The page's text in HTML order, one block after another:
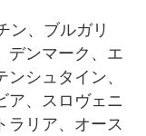
ン、ブルガリ
デンマーク、エ
シュタイン、
ア、スロヴェニ
ラリア、オース